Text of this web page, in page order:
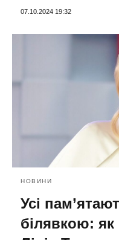
07.10.2024 19:32
НОВИНИ
Усі
білявкою: як